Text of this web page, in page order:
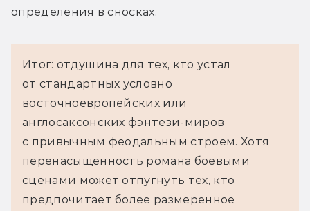
определения в сносках.
Итог: отдушина для тех, кто устал
от стандартных условно
восточноевропейских или
англосаксонских фэнтези-миров
с привычным феодальным строем. Хотя
перенасыщенность романа боевыми
сценами может отпугнуть тех, кто
предпочитает более размеренное